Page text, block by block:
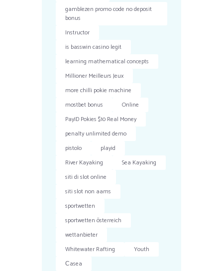
gamblezen promo code no deposit
bonus
Instructor
is basswin casino legit
learning mathematical concepts
Millioner Meilleurs Jeux
more chilli pokie machine
mostbet bonus
Online
PayID Pokies $10 Real Money
penalty unlimited demo
pistolo
playid
River Kayaking
Sea Kayaking
siti di slot online
siti slot non aams
sportwetten
sportwetten österreich
wettanbieter
Whitewater Rafting
Youth
Сasea